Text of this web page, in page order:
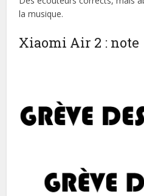
la musique.
Xiaomi Air 2 : note